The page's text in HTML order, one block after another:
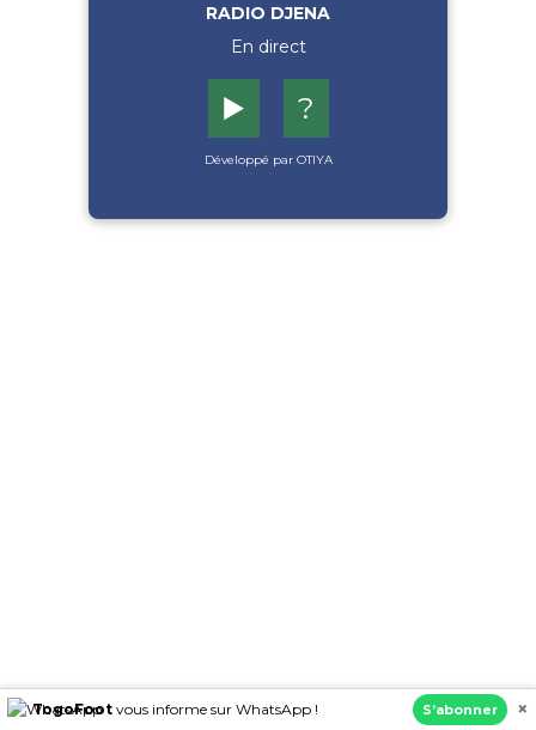
RADIO DJENA
En direct
▶️ ?
Développé par OTIYA
TogoFoot vous informe sur WhatsApp ! S’abonner ×